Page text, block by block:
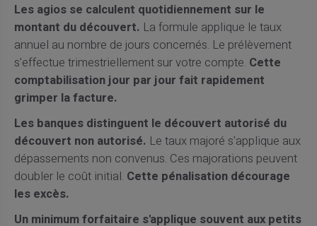
Les agios se calculent quotidiennement sur le
montant du découvert. La formule applique le taux
annuel au nombre de jours concernés. Le prélèvement
s'effectue trimestriellement sur votre compte. Cette
comptabilisation jour par jour fait rapidement
grimper la facture.
Les banques distinguent le découvert autorisé du
découvert non autorisé. Le taux majoré s'applique aux
dépassements non convenus. Ces majorations peuvent
doubler le coût initial. Cette pénalisation décourage
les excès.
Un minimum forfaitaire s'applique souvent aux petits